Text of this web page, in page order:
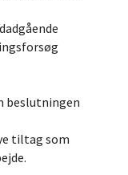
beslutningen
tiltag som